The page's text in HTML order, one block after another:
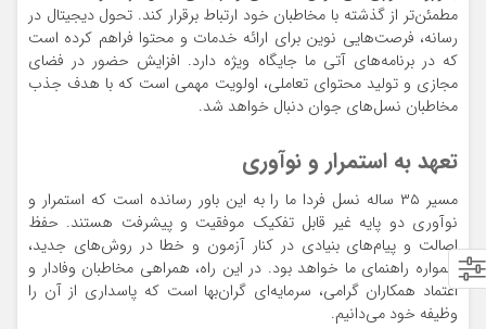
مطمئن‌تر از گذشته با مخاطبان خود ارتباط برقرار کند. تحول دیجیتال در
رسانه، فرصت‌هایی نوین برای ارائه خدمات و محتوا فراهم کرده است
که در برنامه‌های آتی ما جایگاه ویژه دارد. افزایش حضور در فضای
مجازی و تولید محتوای تعاملی، اولویت مهمی است که با هدف جذب
مخاطبان نسل‌های جوان دنبال خواهد شد.
تعهد به استمرار و نوآوری
مسیر ۳۵ ساله نسل فردا ما را به این باور رسانده است که استمرار و
نوآوری دو پایه غیر قابل تفکیک موفقیت و پیشرفت هستند. حفظ
اصالت و پیام‌های بنیادی در کنار آزمون و خطا در روش‌های جدید،
همواره راهنمای ما خواهد بود. در این راه، همراهی مخاطبان وفادار و
اعتماد همکاران گرامی، سرمایه‌ای گران‌بها است که پاسداری از آن را
وظیفه خود می‌دانیم.